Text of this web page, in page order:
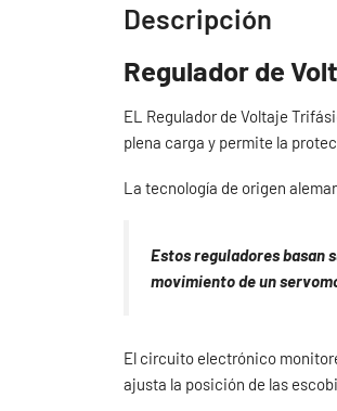
Descripción
Regulador de
EL Regulador de Voltaje
plena carga y permite la
La tecnología de origen
Estos reguladores basan
movimiento de un
El circuito electrónico
ajusta la posición de las